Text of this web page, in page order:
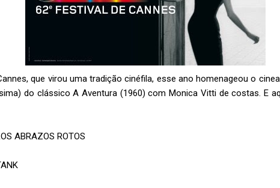
que virou uma tradição cinéfila, esse ano homenageou o
do clássico A Aventura (1960) com Monica Vitti de costas. E
ABRAZOS ROTOS